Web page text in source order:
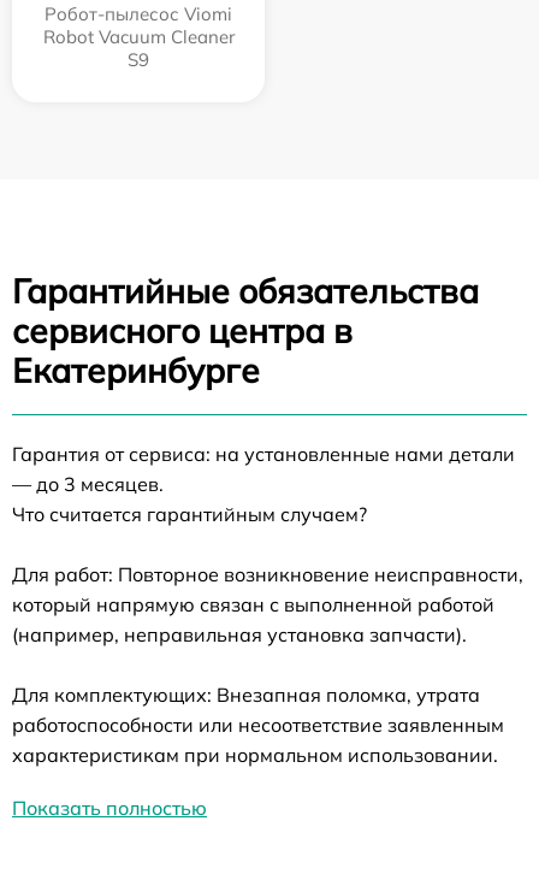
Робот-пылесос Viomi
Robot Vacuum Cleaner
S9
Гарантийные обязательства
сервисного центра в
Екатеринбурге
Гарантия от сервиса: на установленные нами детали
— до 3 месяцев.
Что считается гарантийным случаем?
Для работ: Повторное возникновение неисправности,
который напрямую связан с выполненной работой
(например, неправильная установка запчасти).
Для комплектующих: Внезапная поломка, утрата
работоспособности или несоответствие заявленным
характеристикам при нормальном использовании.
Показать полностью